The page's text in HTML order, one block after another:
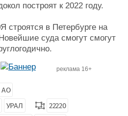
Форум
Все службы
построят к 2022 году.
строятся в Петербурге на
суда смогут смогут
реклама 16+
АО
УРАЛ
22220